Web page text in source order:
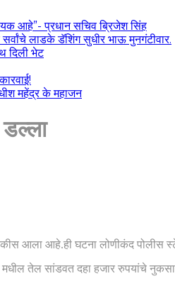
आहे”- प्रधान सचिव ब्रिजेश सिंह
लाडके डॅशिंग सुधीर भाऊ मुनगंटीवार.
दिली भेट
महेंद्र के महाजन
डल्ला
आला आहे.ही घटना लोणीकंद
तेल सांडवत दहा हजार रुपयांचे